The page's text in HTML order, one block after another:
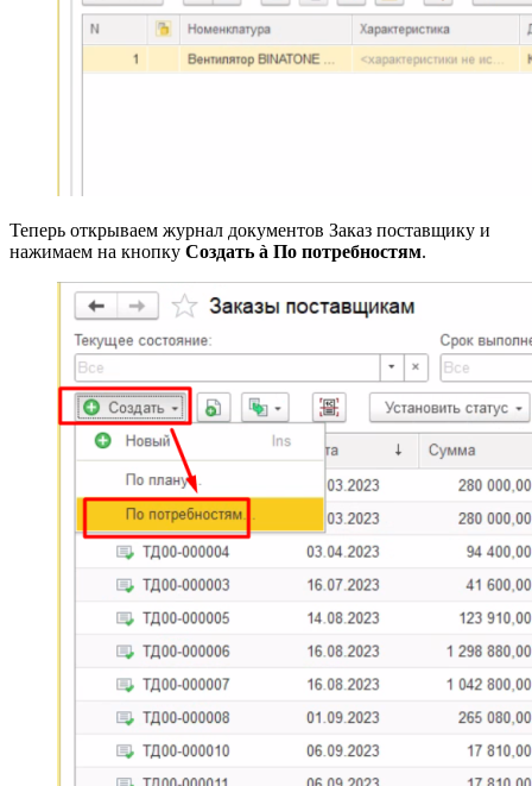
Теперь открываем журнал документов Заказ поставщику и
нажимаем на кнопку Создать à По потребностям.